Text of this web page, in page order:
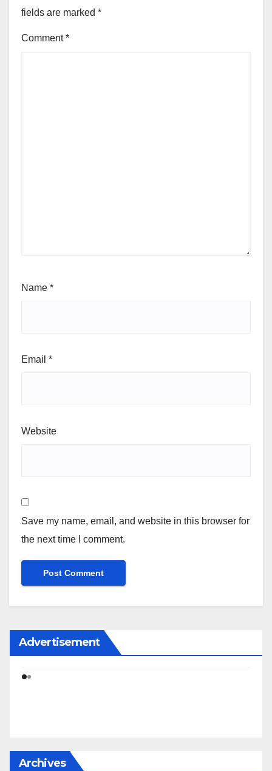
fields are marked *
Comment*
Name *
Email *
Website
Save my name, email, and website in this browser for
the next time I comment.
Advertisement
Archives